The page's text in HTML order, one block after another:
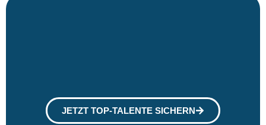
JETZT TOP-TALENTE SICHERN